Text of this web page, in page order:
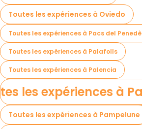
Toutes les expériences à Oviedo
Toutes les expériences à Pacs del
Toutes les expériences à Palafolls
Toutes les expériences à Palencia
les expériences à
Toutes les expériences à Pampelune